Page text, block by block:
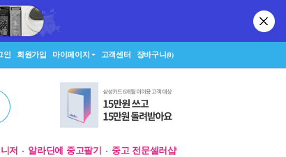
인 회원가입 마이페이지 고객센터 장바구니(0)
저 알라딘에 중고팔기 중고 전문셀러샵